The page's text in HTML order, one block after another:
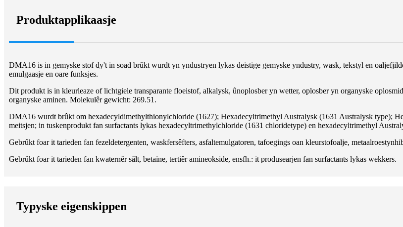
Produktapplikaasje
DMA16 is in gemyske stof dy't in soad brûkt wurdt yn yndustryen lykas deistige gemyske yndustry, wask, tekstyl en
emulgaasje en oare funksjes.
Dit produkt is in kleurleaze of lichtgiele transparante floeistof, alkalysk, ûnoplosber yn wetter, oplosber yn organyske
organyske aminen. Molekulêr gewicht: 269.51.
DMA16 wurdt brûkt om hexadecyldimethylthionylchloride (1627); Hexadecyltrimethyl Australysk (1631 Australysk type);
meitsjen; in tuskenprodukt fan surfactants lykas hexadecyltrimethylchloride (1631 chloridetype) en hexadecyltrimethyl
Gebrûkt foar it tarieden fan fezeldetergenten, waskfersêfters, asfaltemulgatoren, tafoegings oan kleurstofoalje,
Gebrûkt foar it tarieden fan kwaternêr sâlt, betaïne, tertiêr amineokside, ensfh.: it produsearjen fan surfactants lykas wekkers.
Typyske eigenskippen